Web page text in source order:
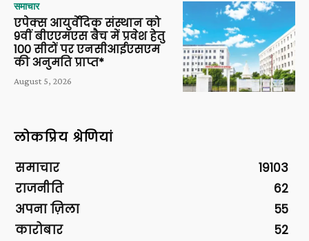
समाचार
एपेक्स आयुर्वेदिक संस्थान को
9वीं बीएएमएस बैच में प्रवेश हेतु
100 सीटों पर एनसीआईएसएम
की अनुमति प्राप्त*
August 5, 2026
लोकप्रिय श्रेणियां
समाचार
19103
राजनीति
62
अपना ज़िला
55
कारोबार
52